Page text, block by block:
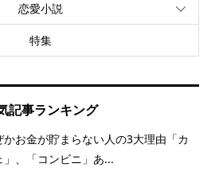
恋愛小説
特集
記事ランキング
かお金が貯まらない人の3大理由「カ
」、「コンビニ」あ...